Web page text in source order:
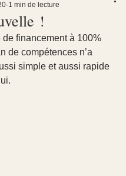
!
1 min de lecture
de financement à 100%
de compétences n’a
simple et aussi rapide